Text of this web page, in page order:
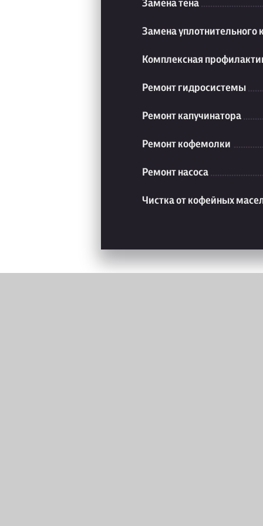
Замена тена
Замена уплотнительного
Комплексная
Ремонт гидросистемы
Ремонт капучинатора
Ремонт кофемолки
Ремонт насоса
Чистка от кофейных